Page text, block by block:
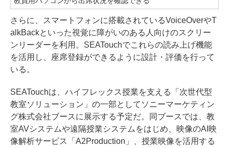
さらに、スマートフォンに搭載されているVoiceOverやT
alkBackといった視覚に障がいのある人向けのスクリー
ンリーダーを利用。SEATouchでこれらの読み上げ機能
を活用し、座席登録ができるように設計・評価を行って
いる。
SEATouchは、ハイフレックス授業を支える「次世代型
教室ソリューション」の一部としてソニーマーケティン
グ株式会社ブースに展示する予定だ。同ブースでは、教
室AVシステムや遠隔授業システムをはじめ、映像のAI映
像解析サービス「A2Production」、授業映像を活用する